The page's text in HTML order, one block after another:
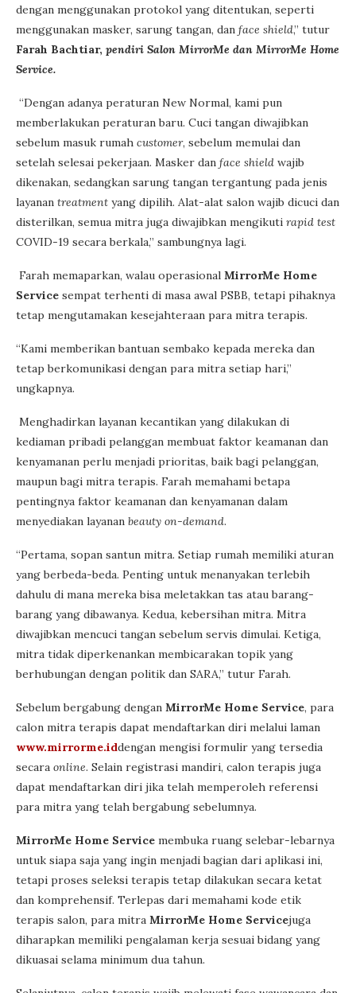
dengan menggunakan protokol yang ditentukan, seperti
menggunakan masker, sarung tangan, dan face shield,” tutur
Farah Bachtiar, pendiri Salon MirrorMe dan MirrorMe Home
Service.
“Dengan adanya peraturan New Normal, kami pun
memberlakukan peraturan baru. Cuci tangan diwajibkan
sebelum masuk rumah customer, sebelum memulai dan
setelah selesai pekerjaan. Masker dan face shield wajib
dikenakan, sedangkan sarung tangan tergantung pada jenis
layanan treatment yang dipilih. Alat-alat salon wajib dicuci dan
disterilkan, semua mitra juga diwajibkan mengikuti rapid test
COVID-19 secara berkala,” sambungnya lagi.
Farah memaparkan, walau operasional MirrorMe Home
Service sempat terhenti di masa awal PSBB, tetapi pihaknya
tetap mengutamakan kesejahteraan para mitra terapis.
“Kami memberikan bantuan sembako kepada mereka dan
tetap berkomunikasi dengan para mitra setiap hari,”
ungkapnya.
Menghadirkan layanan kecantikan yang dilakukan di
kediaman pribadi pelanggan membuat faktor keamanan dan
kenyamanan perlu menjadi prioritas, baik bagi pelanggan,
maupun bagi mitra terapis. Farah memahami betapa
pentingnya faktor keamanan dan kenyamanan dalam
menyediakan layanan beauty on-demand.
“Pertama, sopan santun mitra. Setiap rumah memiliki aturan
yang berbeda-beda. Penting untuk menanyakan terlebih
dahulu di mana mereka bisa meletakkan tas atau barang-
barang yang dibawanya. Kedua, kebersihan mitra. Mitra
diwajibkan mencuci tangan sebelum servis dimulai. Ketiga,
mitra tidak diperkenankan membicarakan topik yang
berhubungan dengan politik dan SARA,” tutur Farah.
Sebelum bergabung dengan MirrorMe Home Service, para
calon mitra terapis dapat mendaftarkan diri melalui laman
www.mirrorme.iddengan mengisi formulir yang tersedia
secara online. Selain registrasi mandiri, calon terapis juga
dapat mendaftarkan diri jika telah memperoleh referensi
para mitra yang telah bergabung sebelumnya.
MirrorMe Home Service membuka ruang selebar-lebarnya
untuk siapa saja yang ingin menjadi bagian dari aplikasi ini,
tetapi proses seleksi terapis tetap dilakukan secara ketat
dan komprehensif. Terlepas dari memahami kode etik
terapis salon, para mitra MirrorMe Home Servicejuga
diharapkan memiliki pengalaman kerja sesuai bidang yang
dikuasai selama minimum dua tahun.